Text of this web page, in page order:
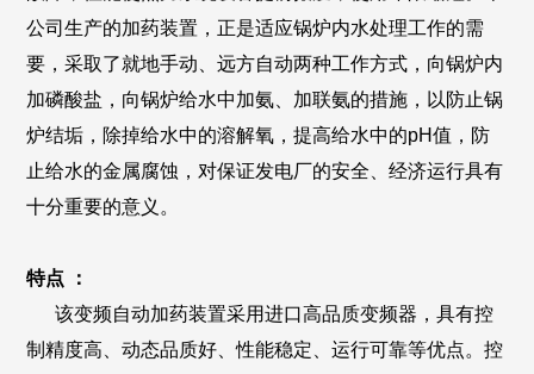
公司生产的加药装置，正是适应锅炉内水处理工作的需
要，采取了就地手动、远方自动两种工作方式，向锅炉内
加磷酸盐，向锅炉给水中加氨、加联氨的措施，以防止锅
炉结垢，除掉给水中的溶解氧，提高给水中的pH值，防
止给水的金属腐蚀，对保证发电厂的安全、经济运行具有
十分重要的意义。
特点 ：
该变频自动加药装置采用进口高品质变频器，具有控
制精度高、动态品质好、性能稳定、运行可靠等优点。控